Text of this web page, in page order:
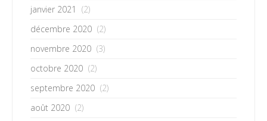
janvier 2021
(2)
décembre 2020 (2)
novembre 2020 (3)
octobre 2020 (2)
septembre 2020 (2)
août 2020 (2)